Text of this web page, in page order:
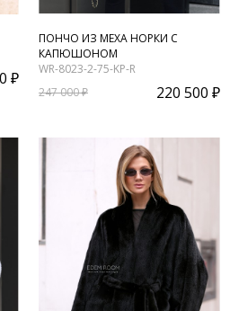
₽
ПОНЧО ИЗ МЕХА НОРКИ С
КАПЮШОНОМ
WR-8023-2-75-KP-R
247 000 ₽
220 500 ₽